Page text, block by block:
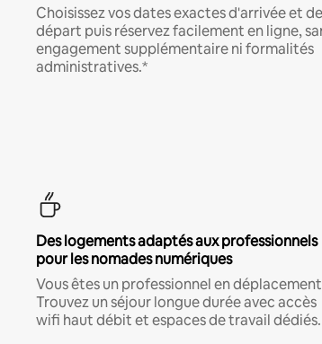
Choisissez vos dates exactes d'arrivée et de
départ puis réservez facilement en ligne,
engagement supplémentaire ni formalités
administratives.*
Des logements adaptés aux professionnels
pour les nomades numériques
Vous êtes un professionnel en
Trouvez un séjour longue durée avec accès
wifi haut débit et espaces de travail dédiés.